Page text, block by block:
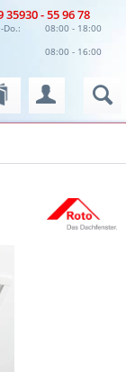
35930 - 55 96 78
Do.:
08:00 - 18:00
08:00 - 16:00